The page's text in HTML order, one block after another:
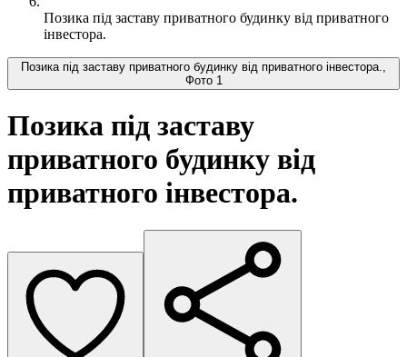
Позика під заставу приватного будинку від приватного
інвестора.
Позика під заставу приватного будинку від приватного інвестора.,
Фото 1
Позика під заставу
приватного будинку від
приватного інвестора.